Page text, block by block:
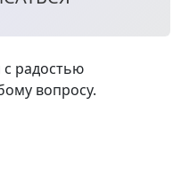
радостью
вопросу.